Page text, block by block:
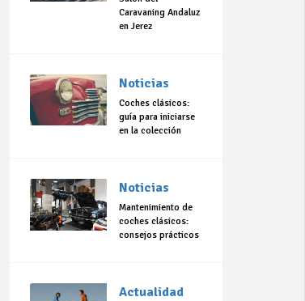
Caravaning Andaluz
en Jerez
Noticias
Coches clásicos:
guía para iniciarse
en la colección
Noticias
Mantenimiento de
coches clásicos:
consejos prácticos
Actualidad